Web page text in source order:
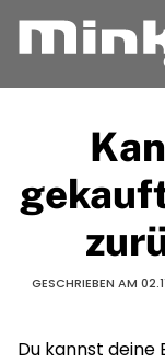
Zum Inhalt
GESCHRIEBEN AM
Du kannst deine